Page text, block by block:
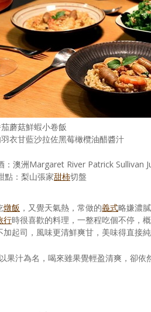
蘑菇鮮蝦小卷飯
衣甘藍沙拉佐黑莓橄欖油醋醬汁
澳洲Margaret River Patrick Sullivan
：梨山張家甜柿切盤
燉飯 ，又覺天氣熱，常做的義式略嫌濃
行時很喜歡的料理，一整程吃個不停，
加起司，風味更清鮮爽甘，美味得直接
以果汁為名，喝來雖果覺輕盈清爽，卻依